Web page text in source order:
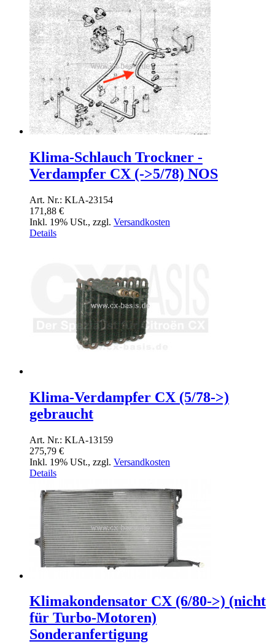
Klima-Schlauch Trockner -
Verdampfer CX (->5/78) NOS
Art. Nr.: KLA-23154
171,88 €
Inkl. 19% USt., zzgl. Versandkosten
Details
Klima-Verdampfer CX (5/78->)
gebraucht
Art. Nr.: KLA-13159
275,79 €
Inkl. 19% USt., zzgl. Versandkosten
Details
Klimakondensator CX (6/80->) (nicht
für Turbo-Motoren)
Sonderanfertigung